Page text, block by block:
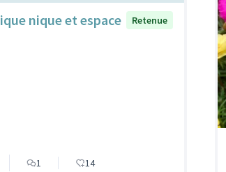
nique et espace
Retenue
1 14